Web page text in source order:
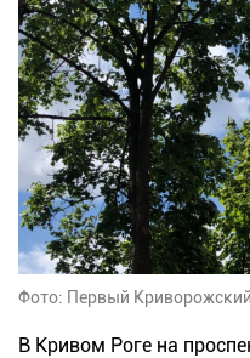
Фото: Первый Криворожский
В Кривом Роге на